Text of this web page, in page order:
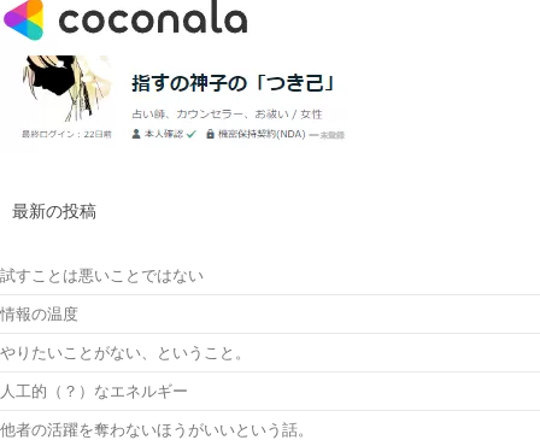
最新の投稿
試すことは悪いことではない
情報の温度
やりたいことがない、ということ。
人工的（？）なエネルギー
他者の活躍を奪わないほうがいいという話。